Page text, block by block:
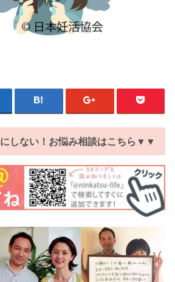
しない！お悩み相談はこちら▼▼